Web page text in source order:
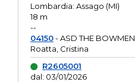
Lombardia: Assago (MI)
18 m
--
04150- ASD THE BOWMEN
Roatta, Cristina
R2605001
dal: 03/01/2026